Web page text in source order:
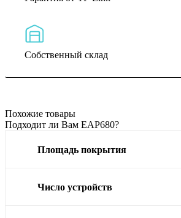
Собственный склад
Похожие товары
Подходит ли Вам EAP680?
Площадь покрытия
Число устройств